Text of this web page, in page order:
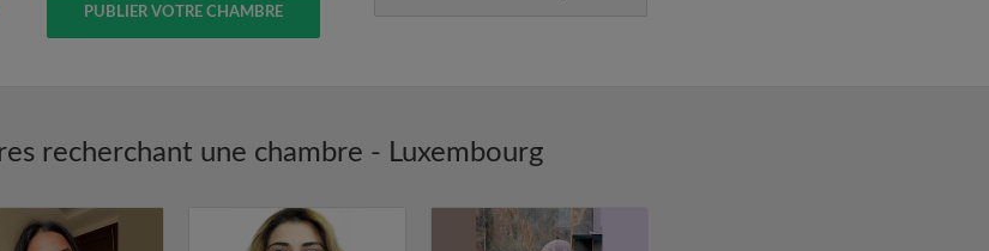
PUBLIER VOTRE CHAMBRE
recherchant une chambre - Luxembourg